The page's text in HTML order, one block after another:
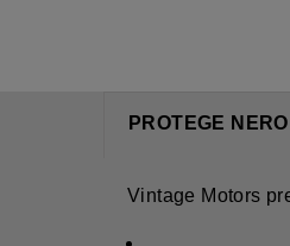
PROTEGE
Vintage Motors